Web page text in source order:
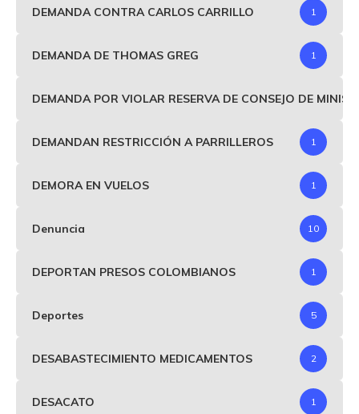
DEMANDA CONTRA CARLOS CARRILLO 1
DEMANDA DE THOMAS GREG 1
DEMANDA POR VIOLAR RESERVA DE CONSEJO DE
DEMANDAN RESTRICCIÓN A PARRILLEROS 1
DEMORA EN VUELOS 1
Denuncia 10
DEPORTAN PRESOS COLOMBIANOS 1
Deportes 5
DESABASTECIMIENTO MEDICAMENTOS 2
DESACATO 1